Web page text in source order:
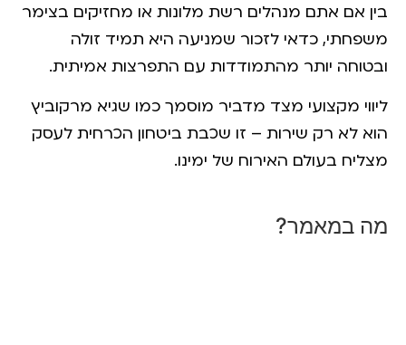
בין אם אתם מנהלים רשת מלונות או מחזיקים בצימר
משפחתי, כדאי לזכור שמניעה היא תמיד זולה
ובטוחה יותר מהתמודדות עם התפרצות אמיתית.
ליווי מקצועי מצד מדביר מוסמך כמו שגיא מרקוביץ
הוא לא רק שירות – זו שכבת ביטחון הכרחית לעסק
מצליח בעולם האירוח של ימינו.
מה במאמר?